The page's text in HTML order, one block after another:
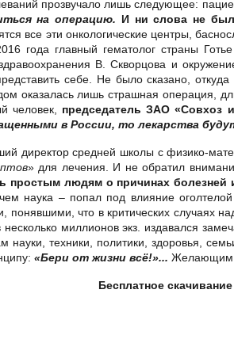
прозвучало лишь следующее:
на операцию. И ни слова не
все эти онкологические центры,
года главный гематолог страны
В. Скворцова и
себе. Не было сказано,
оказалась лишь страшная операция,
человек, председатель ЗАО «Совхоз
в России, то лекарства
директор средней школы с физико-
» для лечения. И не обратил
простым людям о причинах
наука – попал под влияние
что в критических случаях
миллионов экз. издавался
науки, техники, политики, здоровья,
«Бери от жизни всё!»... Желающим
Бесплатное скачивание